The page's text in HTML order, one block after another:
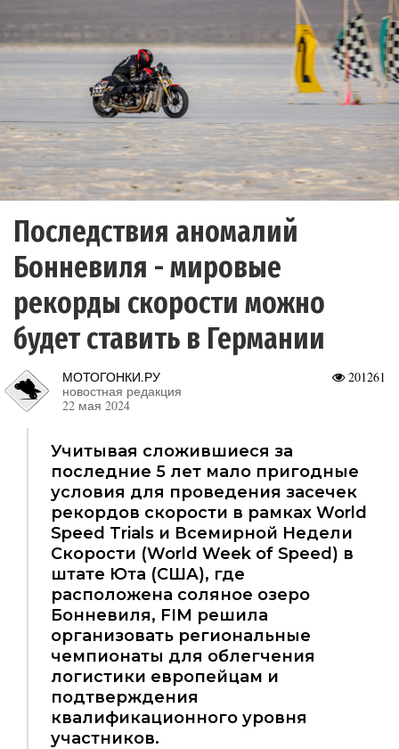
Последствия аномалий
Бонневиля - мировые
рекорды скорости можно
будет ставить в Германии
201261
МОТОГОНКИ.РУ
новостная редакция
22 мая 2024
Учитывая сложившиеся за
последние 5 лет мало пригодные
условия для проведения засечек
рекордов скорости в рамках World
Speed Trials и Всемирной Недели
Скорости (World Week of Speed) в
штате Юта (США), где
расположена соляное озеро
Бонневиля, FIM решила
организовать региональные
чемпионаты для облегчения
логистики европейцам и
подтверждения
квалификационного уровня
участников.